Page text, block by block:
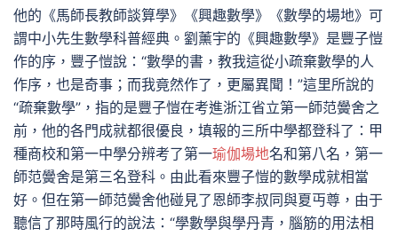
他的《馬師長教師談算學》《興趣數學》《數學的場地》可
謂中小先生數學科普經典。劉薰宇的《興趣數學》是豐子愷
作的序，豐子愷說：“數學的書，教我這從小疏棄數學的人
作序，也是奇事；而我竟然作了，更屬異聞！”這里所說的
“疏棄數學”，指的是豐子愷在考進浙江省立第一師范黌舍之
前，他的各門成就都很優良，填報的三所中學都登科了：甲
種商校和第一中學分辨考了第一瑜伽場地名和第八名，第一
師范黌舍是第三名登科。由此看來豐子愷的數學成就相當
好。但在第一師范黌舍他碰見了恩師李叔同與夏丏尊，由于
聽信了那時風行的說法：“學數學與學丹青，腦筋的用法相